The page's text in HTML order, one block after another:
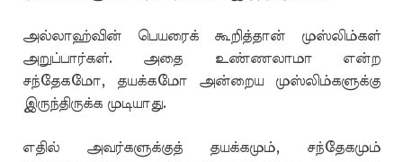
அல்லாஹ்வின் பெயரைக் கூறித்தான் முஸ்லிம்கள்
அறுப்பார்கள். அதை உண்ணலாமா என்ற
சந்தேகமோ, தயக்கமோ அன்றைய முஸ்லிம்களுக்கு
இருந்திருக்க முடியாது.
எதில் அவர்களுக்குத் தயக்கமும், சந்தேகமும்